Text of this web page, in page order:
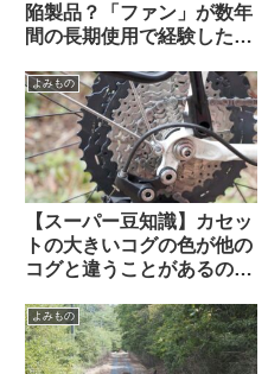
陥製品？「ファン」が数年
間の長期使用で経験した
ら）
よみもの
【スーパー豆知識】カセッ
トの大きいコグの色が他の
コグと違うことがあるのは
よみもの